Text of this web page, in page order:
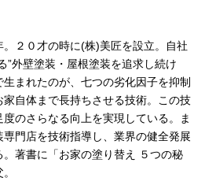
２０才の時に(株)美匠を設立。自社
”外壁塗装・屋根塗装を追求し続け
まれたのが、七つの劣化因子を抑制
自体まで長持ちさせる技術。この技
のさらなる向上を実現している。ま
門店を技術指導し、業界の健全発展
著書に「お家の塗り替え ５つの秘